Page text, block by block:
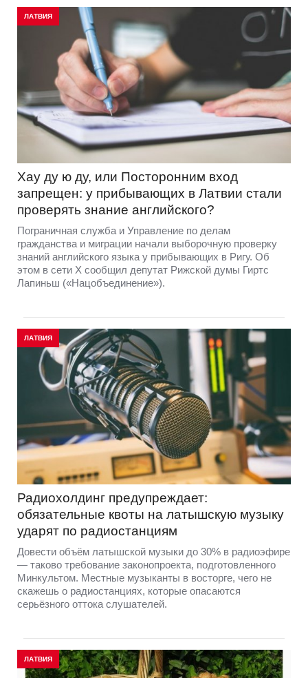
ЛАТВИЯ
Хау ду ю ду, или Посторонним вход
запрещен: у прибывающих в Латвии стали
проверять знание английского?
Пограничная служба и Управление по делам
гражданства и миграции начали выборочную проверку
знаний английского языка у прибывающих в Ригу. Об
этом в сети Х сообщил депутат Рижской думы Гиртс
Лапиньш («Нацобъединение»).
ЛАТВИЯ
Радиохолдинг предупреждает:
обязательные квоты на латышскую музыку
ударят по радиостанциям
Довести объём латышской музыки до 30% в радиоэфире
— таково требование законопроекта, подготовленного
Минкультом. Местные музыканты в восторге, чего не
скажешь о радиостанциях, которые опасаются
серьёзного оттока слушателей.
ЛАТВИЯ